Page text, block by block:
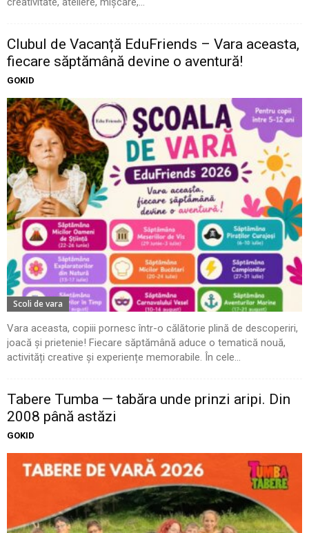
Clubul de Vacanță EduFriends – Vara aceasta,
fiecare săptămână devine o aventură!
GOKID
Scoli de vara
Vara aceasta, copiii pornesc într-o călătorie plină de descoperiri,
joacă și prietenie! Fiecare săptămână aduce o tematică nouă,
activități creative și experiențe memorabile. În cele...
Tabere Tumba — tabăra unde prinzi aripi. Din
2008 până astăzi
GOKID